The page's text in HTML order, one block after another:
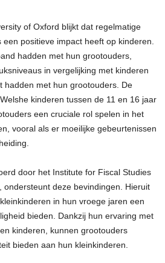
of Oxford blijkt dat regelmatige
positieve impact heeft op kinderen.
hadden met hun grootouders,
in vergelijking met kinderen
hadden met hun grootouders. De
kinderen tussen de 11 en 16 jaar
een cruciale rol spelen in het
vooral als er moeilijke gebeurtenissen
door het Institute for Fiscal Studies
ondersteunt deze bevindingen. Hieruit
in hun vroege jaren een
bieden. Dankzij hun ervaring met
kinderen, kunnen grootouders
bieden aan hun kleinkinderen.